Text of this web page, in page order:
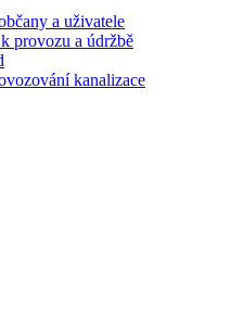
a uživatele
provozu a údržbě
kanalizace